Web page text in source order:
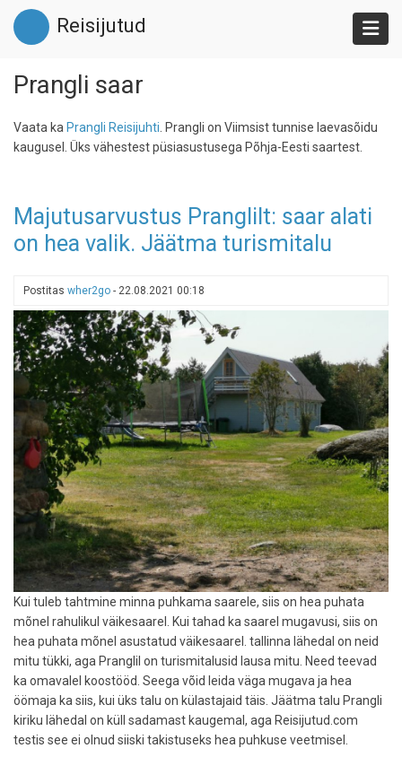
Liigu
edasi
põhisisu
Reisijutud
Prangli saar
Vaata ka Prangli Reisijuhti . Prangli on Viimsist tunnise laevasõidu
kaugusel. Üks vähestest püsiasustusega Põhja-Eesti saartest.
Majutusarvustus Pranglilt: saar alati
on hea valik. Jäätma turismitalu
Postitas wher2go - 22.08.2021 00:18
Kui tuleb tahtmine minna puhkama saarele, siis on hea puhata
mõnel rahulikul väikesaarel. Kui tahad ka saarel mugavusi, siis on
hea puhata mõnel asustatud väikesaarel. tallinna lähedal on neid
mitu tükki, aga Pranglil on turismitalusid lausa mitu. Need teevad
ka omavalel koostööd. Seega võid leida väga mugava ja hea
öömaja ka siis, kui üks talu on külastajaid täis. Jäätma talu Prangli
kiriku lähedal on küll sadamast kaugemal, aga Reisijutud.com
testis see ei olnud siiski takistuseks hea puhkuse veetmisel.